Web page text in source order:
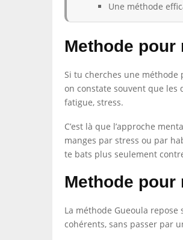
Une méthode
Methode pour
Si tu cherches une
on constate souvent que les
fatigue, stress.
C’est là que l’approche
manges par stress ou par
te bats plus seulement
Methode
La méthode Gueoula repose
cohérents, sans passer par